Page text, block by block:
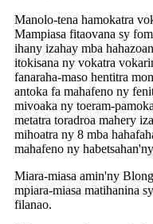
Manolo-tena hamokatra
Mampiasa fitaovana sy
ihany izahay mba
itokisana ny vokatra
fanaraha-maso hentitra
antoka fa mahafeno ny
mivoaka ny toeram-
metatra toradroa mahery
mihoatra ny 8 mba
mahafeno ny
Miara-miasa amin'ny
mpiara-miasa matihanina
filanao.